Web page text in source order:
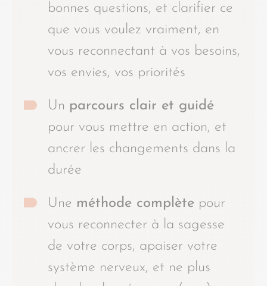
bonnes questions, et clarifier ce
que vous voulez vraiment, en
vous reconnectant à vos besoins,
vos envies, vos priorités
Un parcours clair et guidé
pour vous mettre en action, et
ancrer les changements dans la
durée
Une méthode complète pour
vous reconnecter à la sagesse
de votre corps, apaiser votre
système nerveux, et ne plus